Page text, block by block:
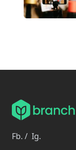
Fb. / Ig.